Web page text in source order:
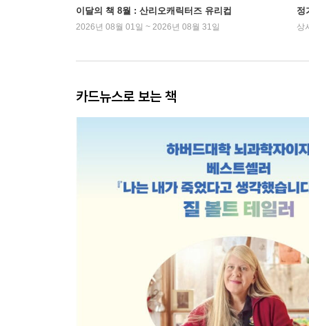
이달의 책 8월 : 산리오캐릭터즈 유리컵
2026년 08월 01일 ~ 2026년 08월 31일
정
상
카드뉴스로 보는 책